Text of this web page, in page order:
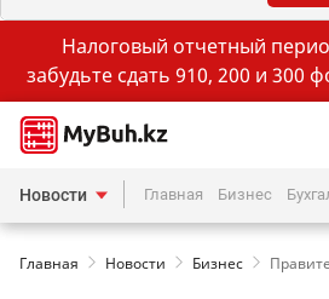
Налоговый отчетный
забудьте сдать 910, 200 и 300
Новости Главная Бизнес
Главная Новости Бизнес